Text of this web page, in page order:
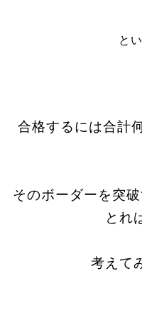
と
合格するには合計
そのボーダーを突
とれ
考えて